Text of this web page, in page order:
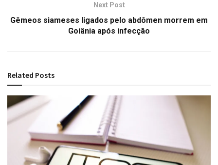
Next Post
Gêmeos siameses ligados pelo abdômen morrem em
Goiânia após infecção
Related Posts